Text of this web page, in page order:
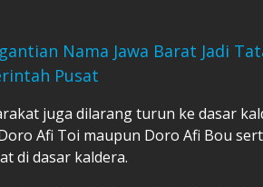
Nama Jawa Barat Jadi
Pusat
juga dilarang turun ke dasar
Afi Toi maupun Doro Afi Bou
di dasar kaldera.